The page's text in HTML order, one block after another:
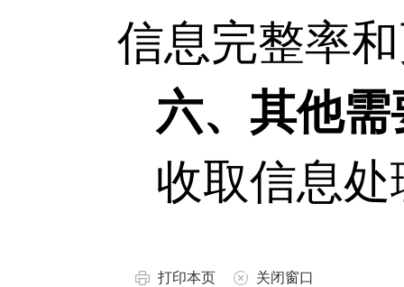
信息完整率
六、其他
收取信息处
打印本页 关闭窗口